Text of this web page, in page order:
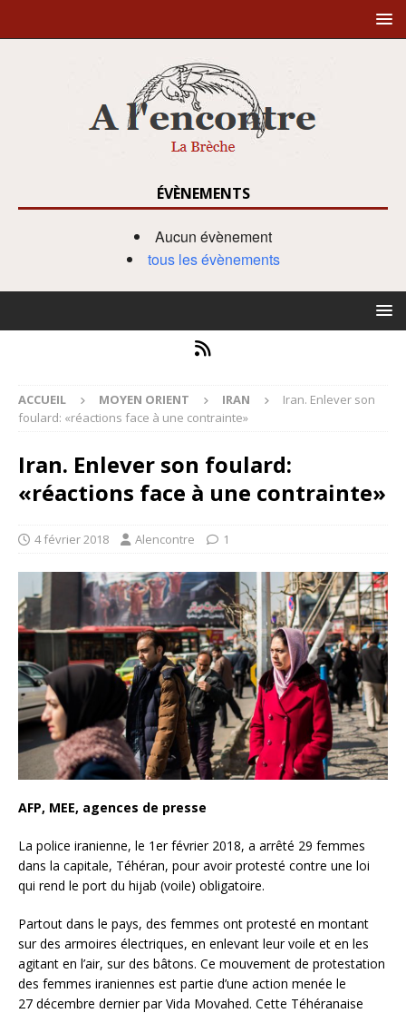
ÉVÈNEMENTS
Aucun évènement
tous les évènements
ACCUEIL MOYEN ORIENT IRAN
Iran. Enlever son
foulard: «réactions face à une contrainte»
Iran. Enlever son foulard:
«réactions face à une contrainte»
4 février 2018 Alencontre 1
AFP, MEE, agences de presse
La police iranienne, le 1er février 2018, a arrêté 29 femmes
dans la capitale, Téhéran, pour avoir protesté contre une loi
qui rend le port du hijab (voile) obligatoire.
Partout dans le pays, des femmes ont protesté en montant
sur des armoires électriques, en enlevant leur voile et en les
agitant en l’air, sur des bâtons. Ce mouvement de protestation
des femmes iraniennes est partie d’une action menée le
27 décembre dernierpar Vida Movahed. Cette Téhéranaise